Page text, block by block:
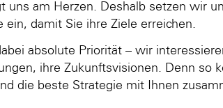
uns am Herzen. Deshalb setzen wir
ein, damit Sie ihre Ziele erreichen.
absolute Priorität – wir
ihre Zukunftsvisionen. Denn so
die beste Strategie mit Ihnen